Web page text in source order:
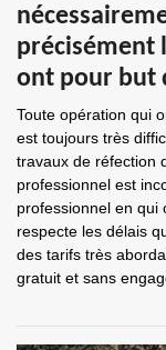
précisément
ont pour but
Toute opération qui
est toujours très
travaux de réfection
professionnel est
professionnel en qui
respecte les délais
des tarifs très
gratuit et sans